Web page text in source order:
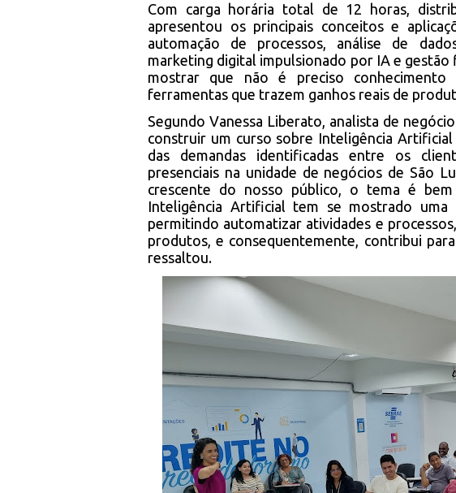
Com carga horária total de 12 horas,
apresentou os principais conceitos e
automação de processos, análise de
marketing digital impulsionado por IA e
mostrar que não é preciso conhecimento
ferramentas que trazem ganhos reais de
Segundo Vanessa Liberato, analista de
construir um curso sobre Inteligência
das demandas identificadas entre os
presenciais na unidade de negócios de São
crescente do nosso público, o tema é
Inteligência Artificial tem se mostrado uma
permitindo automatizar atividades e
produtos, e consequentemente, contribui
ressaltou.